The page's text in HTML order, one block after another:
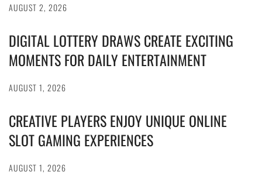
AUGUST 2, 2026
DIGITAL LOTTERY DRAWS CREATE EXCITING
MOMENTS FOR DAILY ENTERTAINMENT
AUGUST 1, 2026
CREATIVE PLAYERS ENJOY UNIQUE ONLINE
SLOT GAMING EXPERIENCES
AUGUST 1, 2026